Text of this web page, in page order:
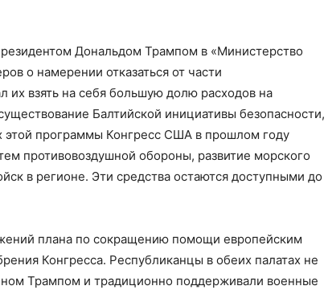
Дональдом Трампом в «Министерство
о намерении отказаться от части
их взять на себя большую долю расходов на
Балтийской инициативы безопасности,
этой программы Конгресс США в прошлом году
противовоздушной обороны, развитие морского
в регионе. Эти средства остаются доступными до
плана по сокращению помощи европейским
Конгресса. Республиканцы в обеих палатах не
Трампом и традиционно поддерживали военные